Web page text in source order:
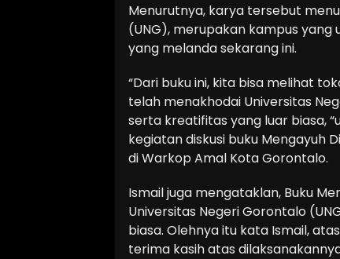
Menurutnya, karya tersebut
(UNG), merupakan kampus
yang melanda sekarang ini.
“Dari buku ini, kita bisa melihat
telah menakhodai Universitas
serta kreatifitas yang luar biasa,
kegiatan diskusi buku Mengayuh
di Warkop Amal Kota Gorontalo.
Ismail juga mengataklan, Buku
Universitas Negeri Gorontalo
biasa. Olehnya itu kata Ismail,
terima kasih atas